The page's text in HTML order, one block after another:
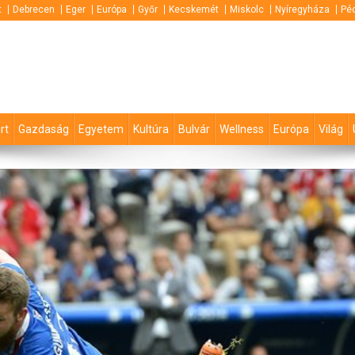
Debrecen Eger Európa Győr Kecskemét Miskolc Nyíregyháza
Gazdaság Egyetem Kultúra Bulvár Wellness Európa Világ